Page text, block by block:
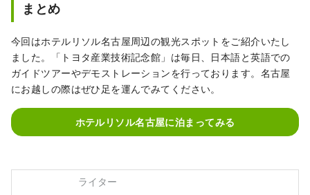
まとめ
今回はホテルリソル名古屋周辺の観光スポットをご紹介いたし
ました。「トヨタ産業技術記念館」は毎日、日本語と英語での
ガイドツアーやデモストレーションを行っております。名古屋
にお越しの際はぜひ足を運んでみてください。
ホテルリソル名古屋に泊まってみる
ライター